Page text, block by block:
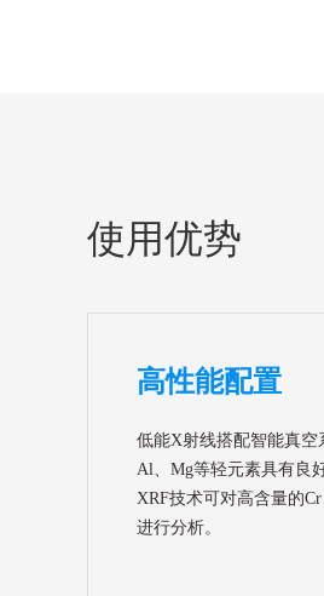
使用优势
高性能配置
低能X射线搭配智能真空
Al、Mg等轻元素具有良
XRF技术可对高含量的
进行分析。